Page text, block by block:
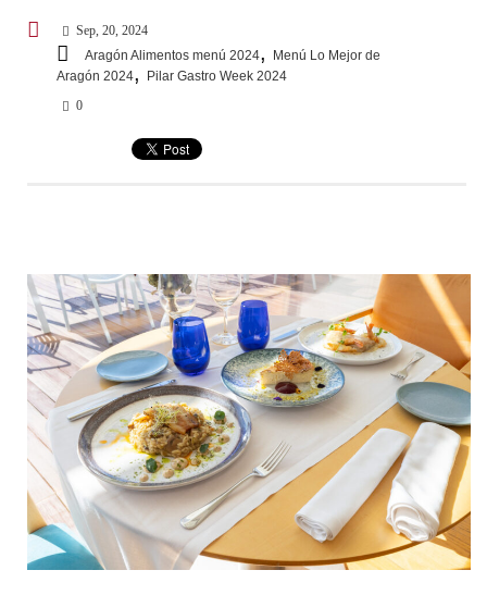
Sep, 20, 2024
Aragón Alimentos menú 2024,
Menú Lo Mejor de
Aragón 2024,
Pilar Gastro Week 2024
0